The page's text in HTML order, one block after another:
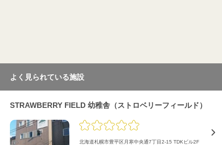
よく見られている施設
STRAWBERRY FIELD 幼稚舎（ストロベリーフィールド）
北海道札幌市豊平区月寒中央通7丁目2-15 TDKビル2F